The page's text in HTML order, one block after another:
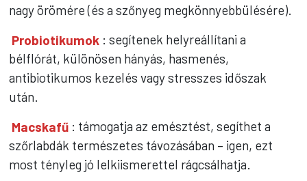
nagy örömére (és a szőnyeg megkönnyebbülésére).
Probiotikumok : segítenek helyreállítani a
bélflórát, különösen hányás, hasmenés,
antibiotikumos kezelés vagy stresszes időszak
után.
Macskafű : támogatja az emésztést, segíthet a
szőrlabdák természetes távozásában – igen, ezt
most tényleg jó lelkiismerettel rágcsálhatja.